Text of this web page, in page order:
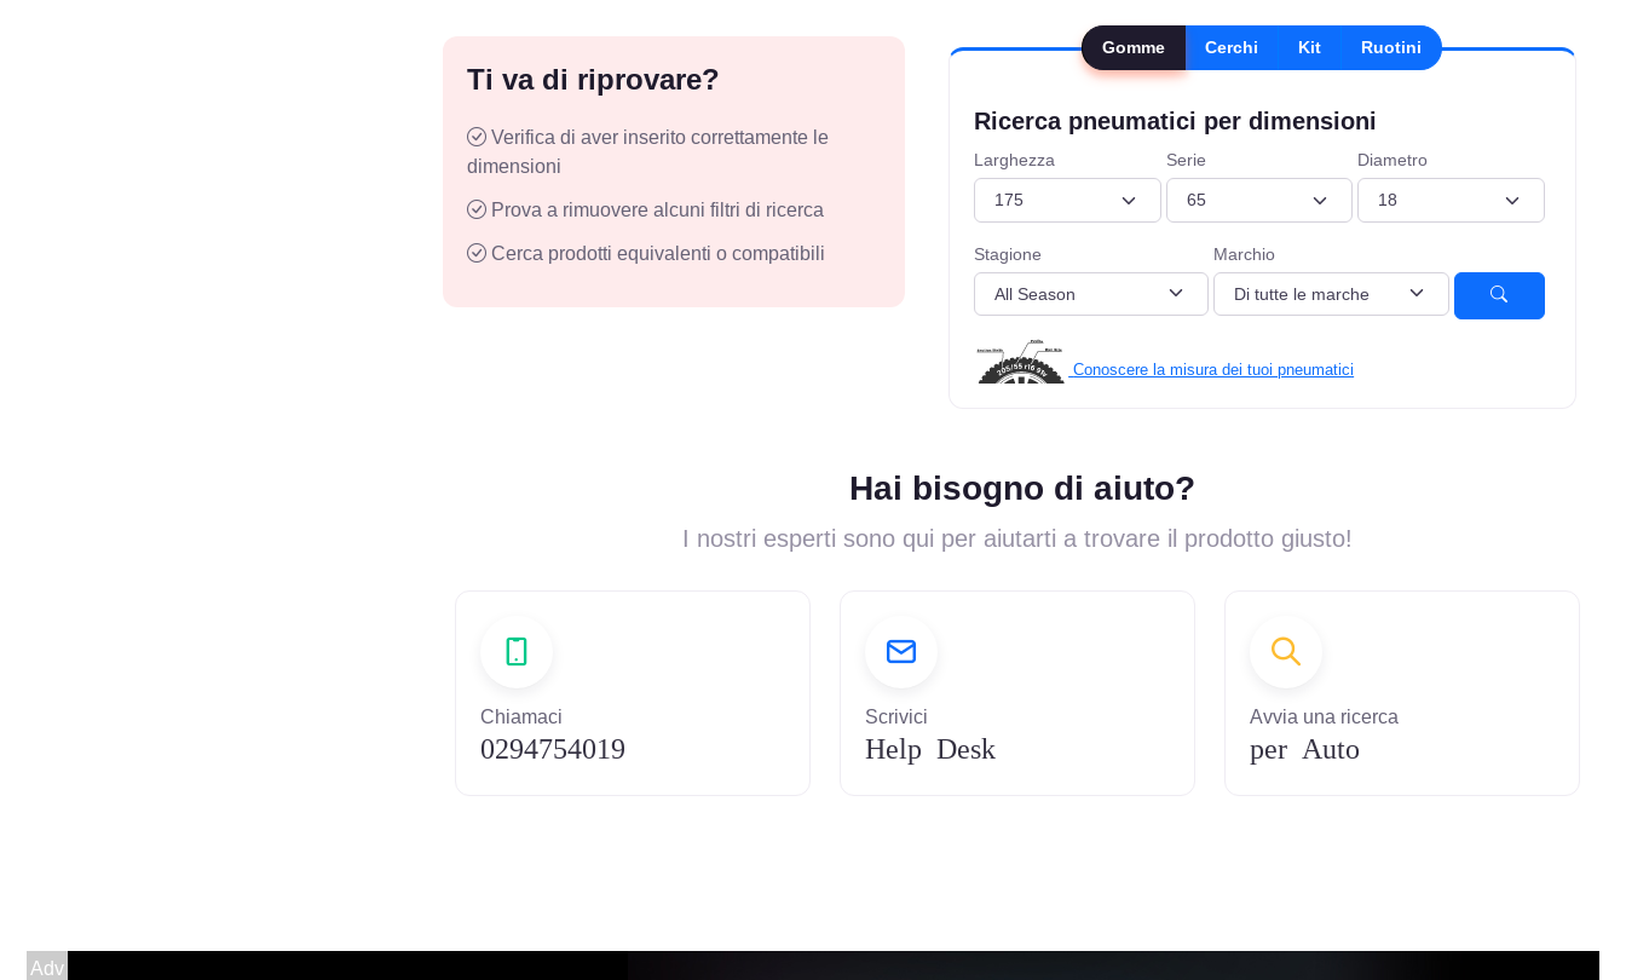
Ti va di riprovare?
Verifica di aver inserito correttamente le
dimensioni
Prova a rimuovere alcuni filtri di ricerca
Cerca prodotti equivalenti o compatibili
Gomme Cerchi Kit Ruotini
Ricerca pneumatici per dimensioni
Larghezza Serie Diametro
Stagione Marchio
Conoscere la misura dei tuoi pneumatici
Hai bisogno di aiuto?
I nostri esperti sono qui per aiutarti a trovare il prodotto giusto!
Chiamaci
0294754019
Scrivici
Help Desk
Avvia una ricerca
per Auto
Adv